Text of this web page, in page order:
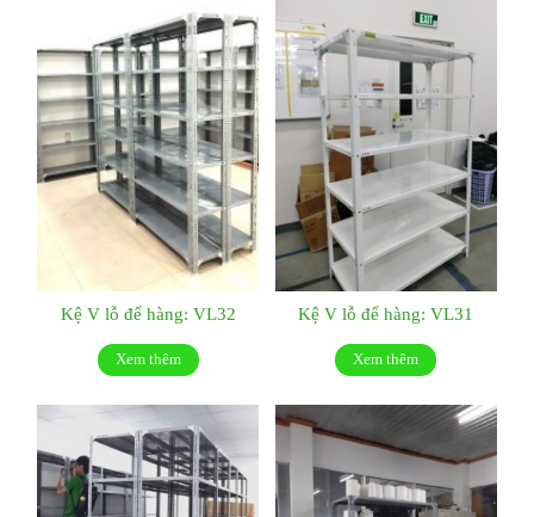
Kệ V lỗ để hàng: VL32
Xem thêm
Kệ V lỗ để hàng: VL31
Xem thêm